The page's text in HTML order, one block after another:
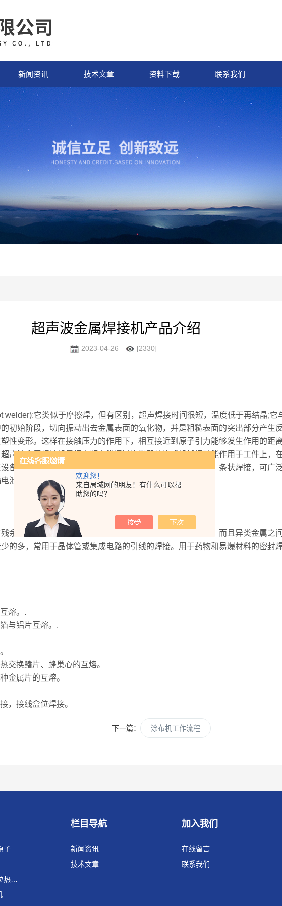
欢迎您！
来自局域网的朋友！有什么可以帮
助您的吗？
新闻资讯 技术文章 资料下载 联系我们
超声波金属焊接机产品介绍
2023-04-26 [2330]
它类似于摩擦焊，但有区别，超声焊接时间很短，温度低于再结晶;
初始阶段，切向振动出去金属表面的氧化物，并是粗糙表面的突出部分产生
性变形。这样在接触压力的作用下，相互接近到原子引力能够发生作用的距
声波金属焊接机是把高频电能通过换能器转换成机械振动能作用于工件上，
备。能对铜、银、铬镍等可导电金属的细薄材料实施点状、条状焊接，可广
池极片极耳等的点状、条状焊接。
余应力，对焊件表面的焊前处理要求不高。不但同类金属，而且异类金属之
的多，常用于晶体管或集成电路的引线的焊接。用于药物和易爆材料的密封
熔。.
与铝片互熔。.
交换鳍片、蜂巢心的互熔。
金属片的互熔。
，接线盒位焊接。
下一篇： 涂布机工作流程
栏目导航
新闻资讯
技术文章
加入我们
在线留言
联系我们